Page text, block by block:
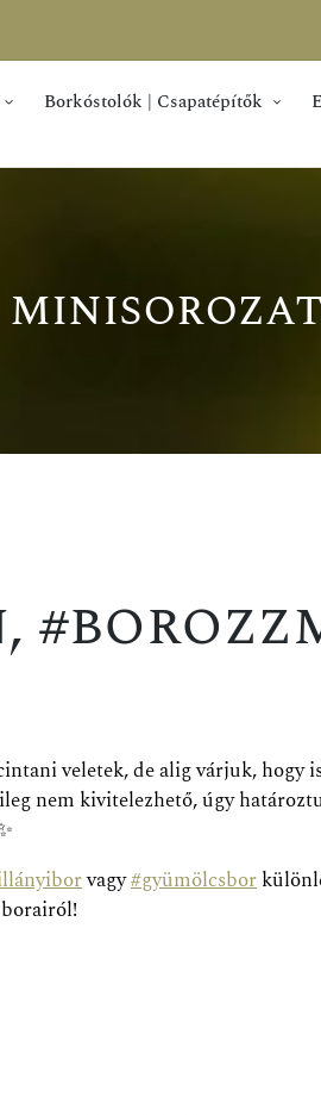
Borkóstolók | Csapatépítők
veletek, de alig várjuk,
nem kivitelezhető, úgy
vagy#gyümölcsbor